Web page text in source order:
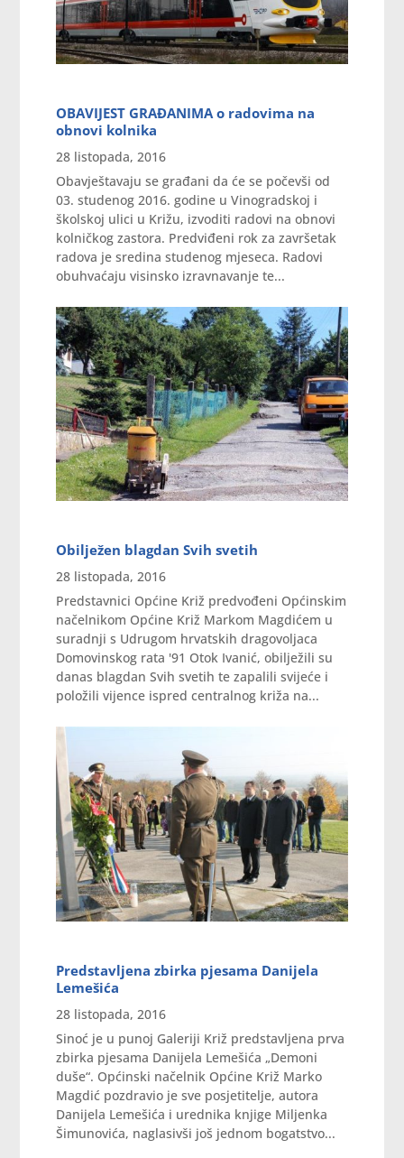
OBAVIJEST GRAĐANIMA o radovima na
obnovi kolnika
28 listopada, 2016
Obavještavaju se građani da će se počevši od
03. studenog 2016. godine u Vinogradskoj i
školskoj ulici u Križu, izvoditi radovi na obnovi
kolničkog zastora. Predviđeni rok za završetak
radova je sredina studenog mjeseca. Radovi
obuhvaćaju visinsko izravnavanje te...
Obilježen blagdan Svih svetih
28 listopada, 2016
Predstavnici Općine Križ predvođeni Općinskim
načelnikom Općine Križ Markom Magdićem u
suradnji s Udrugom hrvatskih dragovoljaca
Domovinskog rata '91 Otok Ivanić, obilježili su
danas blagdan Svih svetih te zapalili svijeće i
položili vijence ispred centralnog križa na...
Predstavljena zbirka pjesama Danijela
Lemešića
28 listopada, 2016
Sinoć je u punoj Galeriji Križ predstavljena prva
zbirka pjesama Danijela Lemešića „Demoni
duše“. Općinski načelnik Općine Križ Marko
Magdić pozdravio je sve posjetitelje, autora
Danijela Lemešića i urednika knjige Miljenka
Šimunovića, naglasivši još jednom bogatstvo...